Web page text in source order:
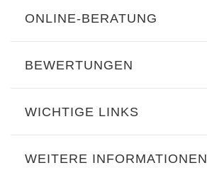
ONLINE-BERATUNG
BEWERTUNGEN
WICHTIGE LINKS
WEITERE INFORMATIONEN